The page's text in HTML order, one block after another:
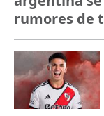
rumores de